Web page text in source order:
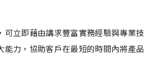
可立即藉由講求豐富實務經驗與專業技
能力，協助客戶在最短的時間內將產品